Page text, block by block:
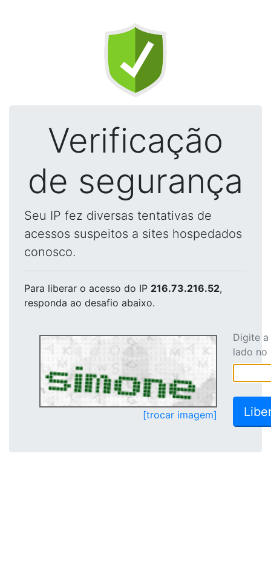
Verificação
de segurança
Seu IP fez diversas tentativas de
acessos suspeitos a sites hospedados
conosco.
Para liberar o acesso do IP 216.73.216.52,
responda ao desafio abaixo.
[trocar imagem]
Digite
lado no